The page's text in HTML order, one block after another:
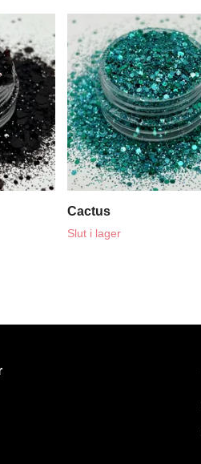
Cactus
Slut i lager